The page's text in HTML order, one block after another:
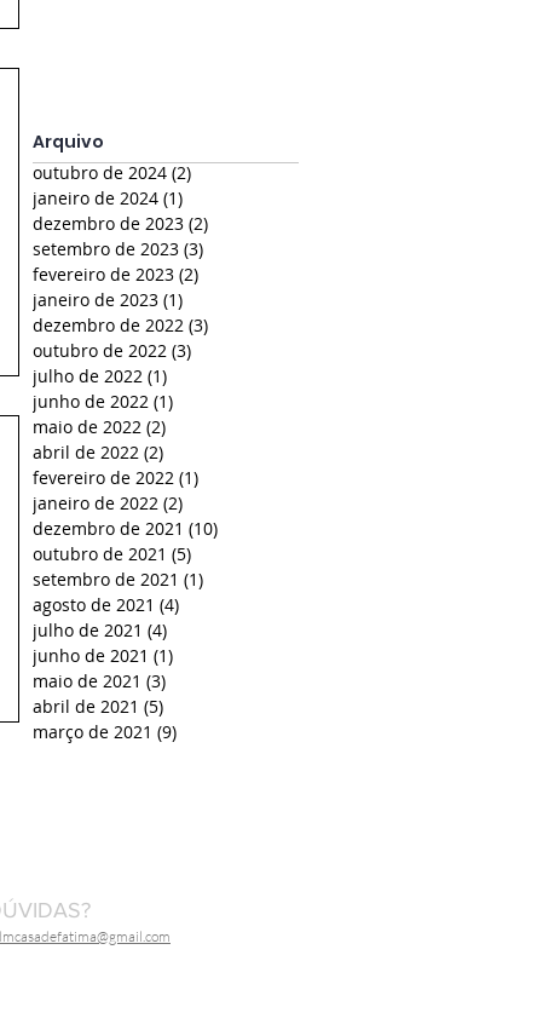
Arquivo
outubro de 2024 (2)
janeiro de 2024 (1)
dezembro de 2023 (2)
setembro de 2023 (3)
fevereiro de 2023 (2)
janeiro de 2023 (1)
dezembro de 2022 (3)
outubro de 2022 (3)
julho de 2022 (1)
junho de 2022 (1)
maio de 2022 (2)
abril de 2022 (2)
fevereiro de 2022 (1)
janeiro de 2022 (2)
dezembro de 2021 (10)
outubro de 2021 (5)
setembro de 2021 (1)
agosto de 2021 (4)
julho de 2021 (4)
junho de 2021 (1)
maio de 2021 (3)
abril de 2021 (5)
março de 2021 (9)